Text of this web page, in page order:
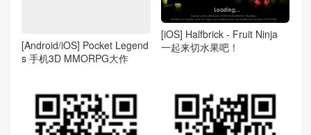
[Android/iOS] Pocket Legend
s 手机3D MMORPG大作
[iOS] Halfbrick - Fruit Ninja
一起来切水果吧！